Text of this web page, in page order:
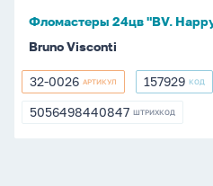
Фломастеры 24цв "BV.
Bruno Visconti
32-
0026
32-0026 АРТИКУЛ 157929
157929 КОД
5056498440847
5056498440847 ШТРИХКОД